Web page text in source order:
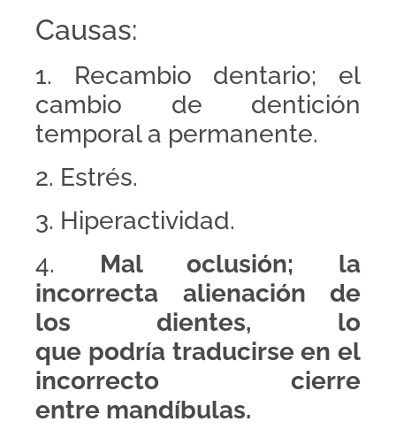
Causas:
1. Recambio dentario; el
cambio de dentición
temporal a permanente.
2. Estrés.
3. Hiperactividad.
4. Mal oclusión; la
incorrecta alienación de
los dientes, lo
que podría traducirse en el
incorrecto cierre
entre mandíbulas.